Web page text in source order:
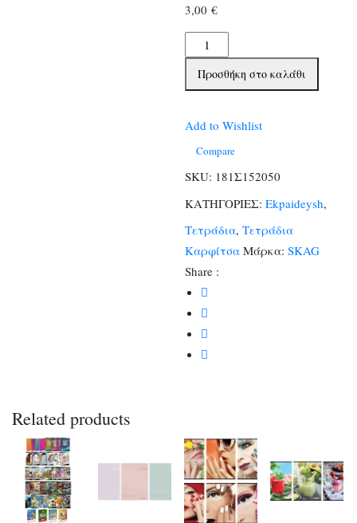
3,00€
Τετραδια
SKAG
Super
Φ.50
Ριγε
Προσθήκη στο καλάθι
Add to Wishlist
Compare
SKU: 181Σ152050
ΚΑΤΗΓΟΡΙΕΣ: Ekpaideysh,
Τετράδια,Τετράδια
Καρφίτσα Μάρκα:SKAG
Share :
Related products